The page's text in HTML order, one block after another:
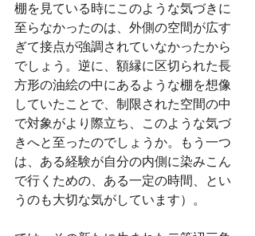
棚を見ている時にこのような気づきに
至らなかったのは、外側の空間が広す
ぎて接点が強調されていなかったから
でしょう。逆に、額縁に区切られた長
方形の油絵の中にあるような棚を想像
していたことで、制限された空間の中
で対象がより際立ち、このような気づ
きへと至ったのでしょうか。もう一つ
は、ある経験が自分の内側に染みこん
で行くための、ある一定の時間、とい
うのも大切な気がしています）。